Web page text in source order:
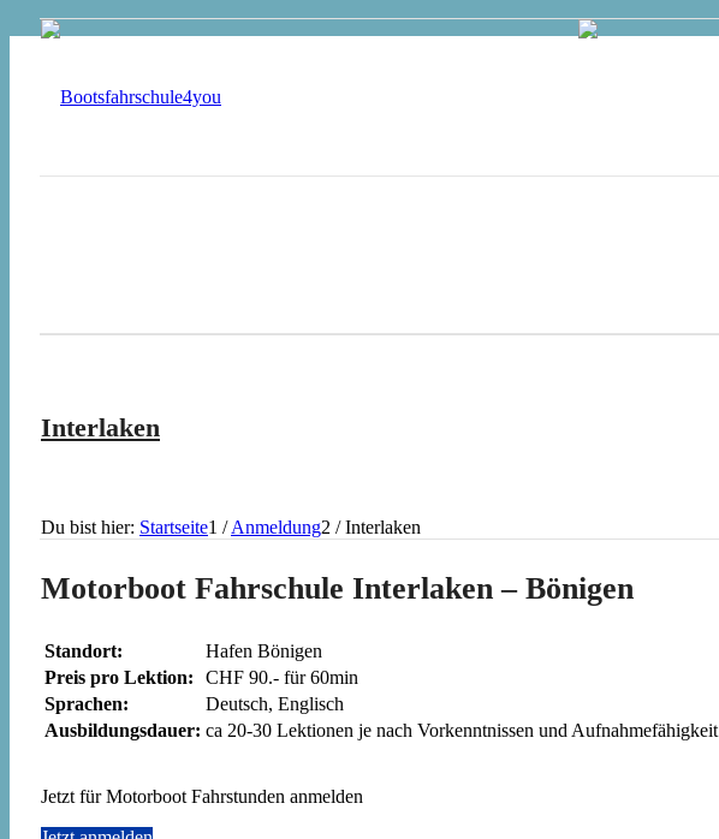
Interlaken
Du bist hier: Startseite1 / Anmeldung2 / Interlaken
Motorboot Fahrschule Interlaken – Bönigen
Standort:
Hafen Bönigen
Preis pro Lektion:
CHF 90.- für 60min
Sprachen:
Deutsch, Englisch
Ausbildungsdauer: ca 20-30 Lektionen je nach Vorkenntnissen und Aufnahmefähigkeit
Jetzt für Motorboot Fahrstunden anmelden